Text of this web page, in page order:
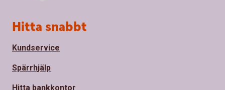
Sidfot
Hitta snabbt
Kundservice
Spärrhjälp
Hitta bankkontor